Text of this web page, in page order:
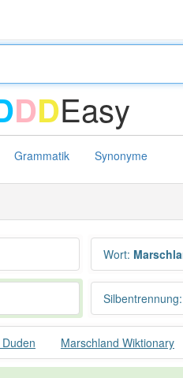
DDEasy
Grammatik Synonyme
Wort:
Silbentrennung:
Marschland Wiktionary